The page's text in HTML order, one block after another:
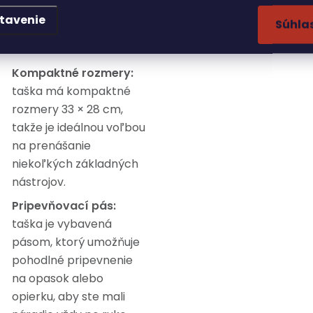
ktoré sú určené
Kompaktné rozmery:
taška má kompaktné
rozmery 33 × 28 cm,
takže je ideálnou voľbou
na prenášanie
niekoľkých základných
nástrojov.
Pripevňovací pás:
taška je vybavená
pásom, ktorý umožňuje
pohodlné pripevnenie
na opasok alebo
opierku, aby ste mali